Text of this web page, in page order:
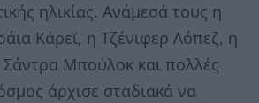
ηλικίας. Ανάμεσά τους η
Κάρεϊ, η Τζένιφερ Λόπεζ, η
Σάντρα Μπούλοκ και πολλές
άρχισε σταδιακά να